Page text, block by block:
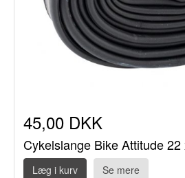
45,00 DKK
Cykelslange Bike Attitude
Læg i kurv Se mere